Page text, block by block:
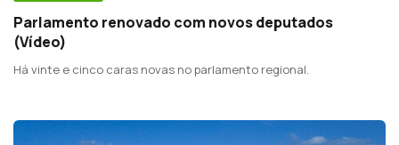
Parlamento renovado com novos deputados
(Vídeo)
Há vinte e cinco caras novas no parlamento regional.